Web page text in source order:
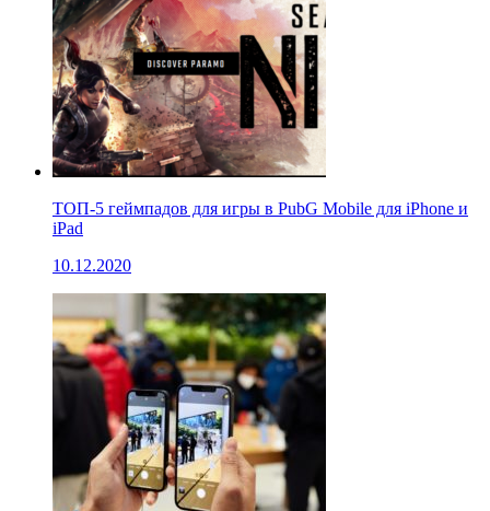
ТОП-5 геймпадов для игры в PubG Mobile для iPhone и
iPad
10.12.2020